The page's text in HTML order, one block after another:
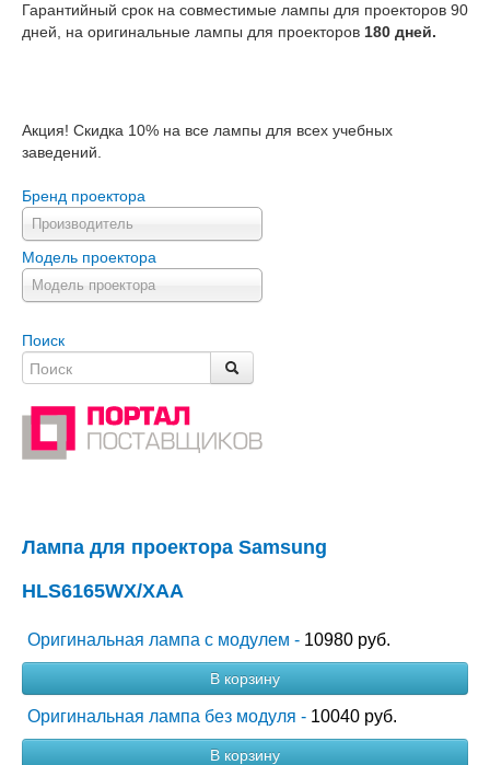
Гарантийный срок на совместимые лампы для проекторов 90
дней, на оригинальные лампы для проекторов 180 дней.
Акция! Скидка 10% на все лампы для всех учебных
заведений.
Бренд проектора
Производитель
Модель проектора
Модель проектора
Поиск
Лампа для проектора Samsung
HLS6165WX/XAA
Оригинальная лампа с модулем - 10980 руб.
В корзину
Оригинальная лампа без модуля - 10040 руб.
В корзину